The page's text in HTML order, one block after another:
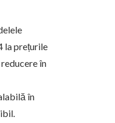
la prețurile
în
în